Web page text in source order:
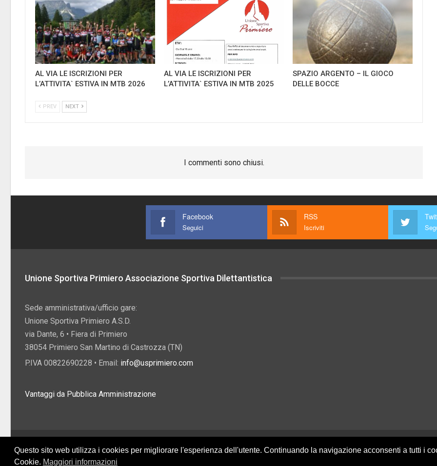
AL VIA LE ISCRIZIONI PER
L’ATTIVITA` ESTIVA IN MTB 2026
AL VIA LE ISCRIZIONI PER
L’ATTIVITA` ESTIVA IN MTB 2025
SPAZIO ARGENTO – IL GIOCO
DELLE BOCCE
PREV NEXT
I commenti sono chiusi.
Facebook
Seguici
RSS
Iscriviti
Unione Sportiva Primiero Associazione Sportiva Dilettantistica
Sede amministrativa/ufficio gare:
Unione Sportiva Primiero A.S.D.
via Dante, 6 • Fiera di Primiero
38054 Primiero San Martino di Castrozza (TN)
P.IVA 00822690228 • Email: info@usprimiero.com
Vantaggi da Pubblica Amministrazione
Creative Commons
Questo sito web utilizza i cookies per migliorare l'esperienza dell'utente. Continuando la navigazione acconsenti a tutti i
Cookie. Maggiori informazioni